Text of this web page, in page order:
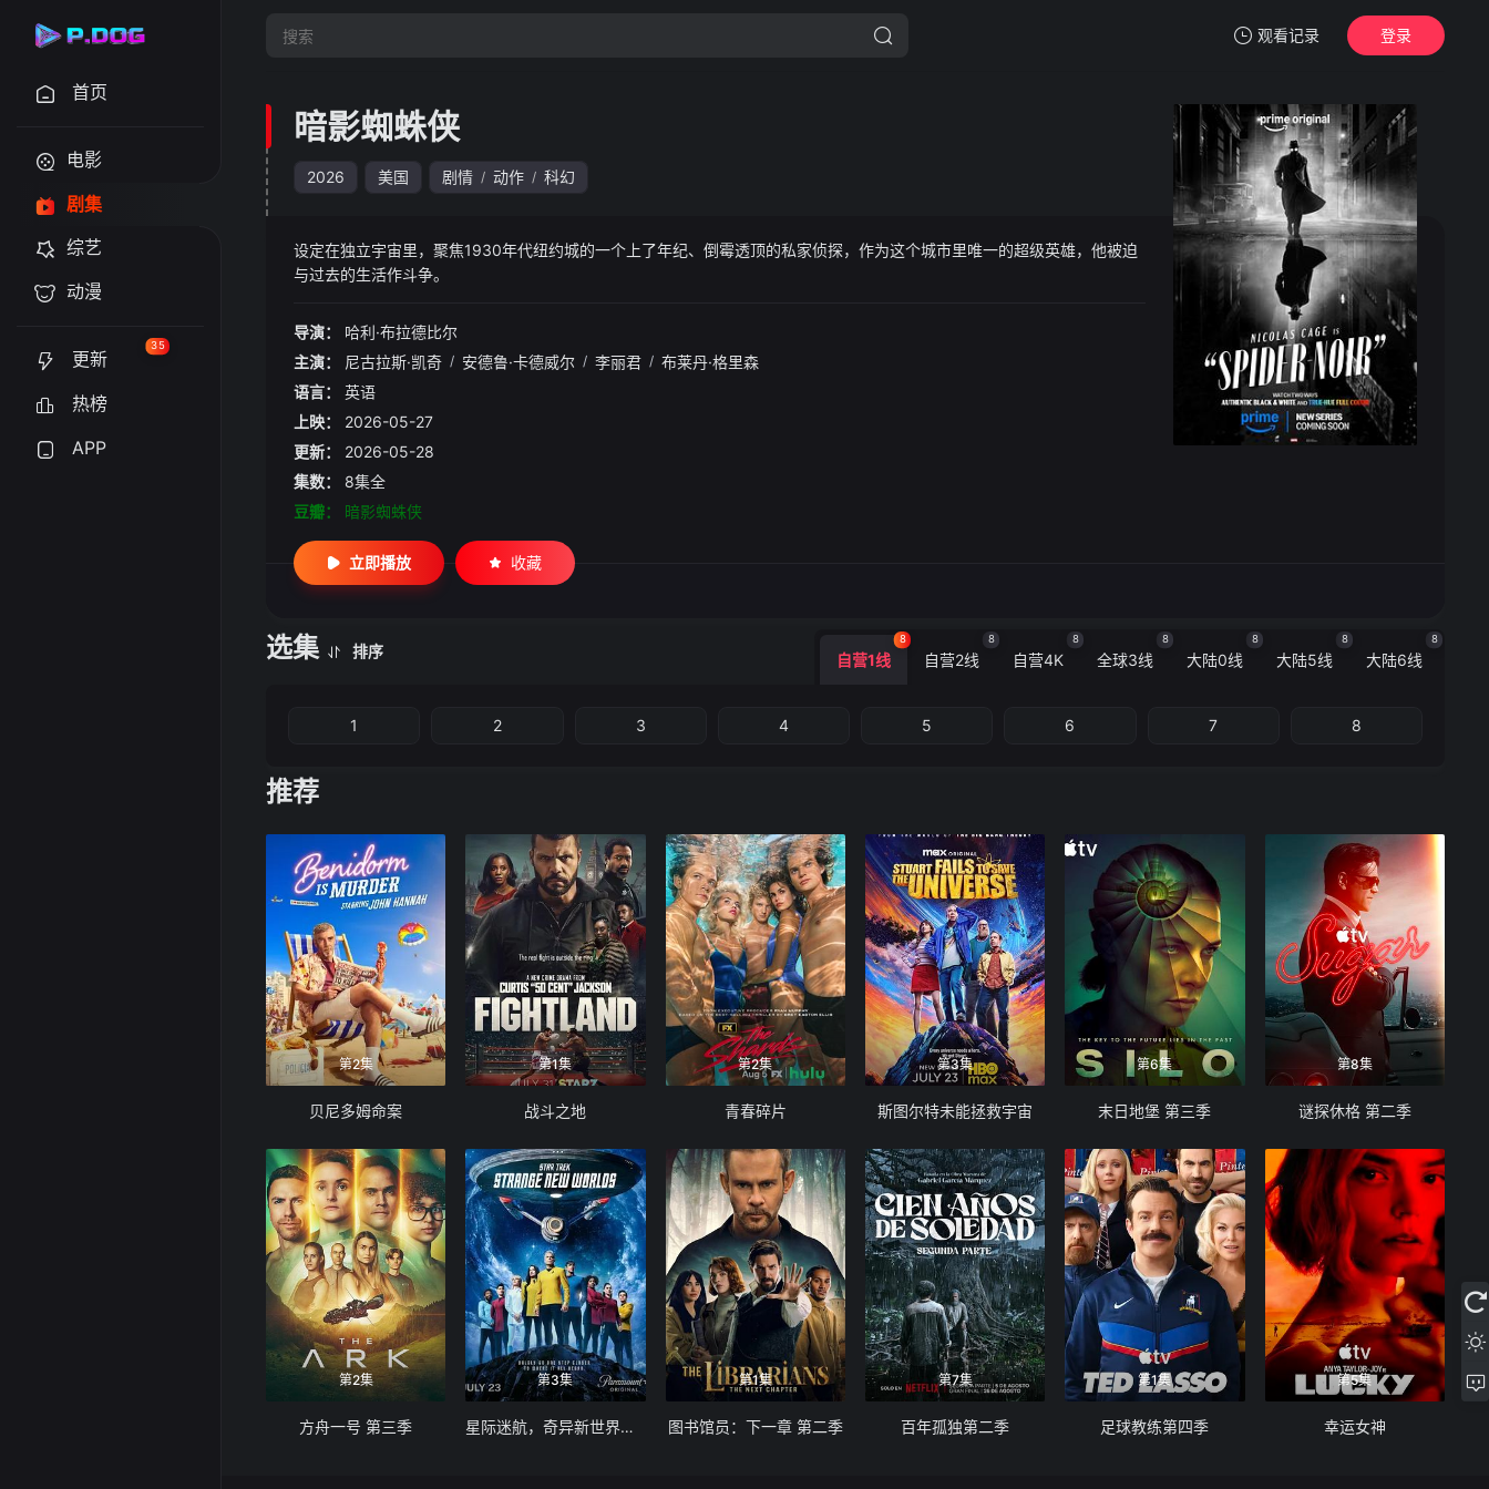
观看记录
暂无观看影片的记录
登录
首页
电影
剧集
综艺
动漫
更新
35
热榜
APP
暗影蜘蛛侠
2026 美国 剧情 / 动作 / 科幻
设定在独立宇宙里，聚焦1930年代纽约城的一个上了年纪、倒霉透顶的私家侦探，作为这个城市里唯一的超级英雄，他被迫
与过去的生活作斗争。
导演：
哈利·布拉德比尔
主演：
尼古拉斯·凯奇 / 安德鲁·卡德威尔 / 李丽君 / 布莱丹·格里森
语言：
英语
上映：
2026-05-27
更新：
2026-05-28
集数：
8集全
豆瓣：
暗影蜘蛛侠
立即播放 收藏
选集 排序 自营1线
8
自营2线
8
自营4K
8
全球3线
8
大陆0线
8
大陆5线
8
大陆6线
8
1 2 3 4 5 6 7 8
推荐
第2集
贝尼多姆命案
第1集
战斗之地
第2集
青春碎片
第3集
斯图尔特未能拯救宇宙
第6集
末日地堡 第三季
第8集
谜探休格 第二季
第2集
方舟一号 第三季
第3集
星际迷航，奇异新世界第四季
第1集
图书馆员：下一章 第二季
第7集
百年孤独第二季
第1集
足球教练第四季
第5集
幸运女神